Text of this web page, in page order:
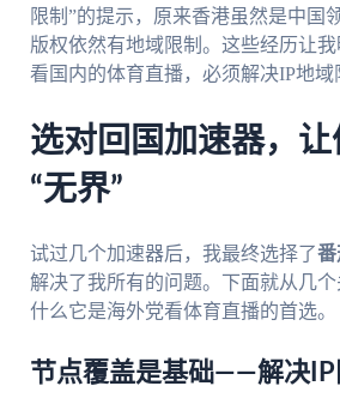
限制”的提示，原来香港虽然是中国
版权依然有地域限制。这些经历让
看国内的体育直播，必须解决IP地域
选对回国加速器，
“无界”
试过几个加速器后，我最终选择了番
解决了我所有的问题。下面就从几
什么它是海外党看体育直播的首选。
节点覆盖是基础——解决IP